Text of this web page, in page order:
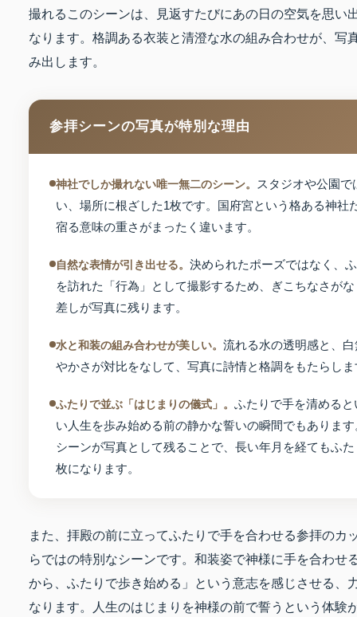
撮れるこのシーンは、見返すたびにあの日の空気を思い
なります。格調ある衣装と清澄な水の組み合わせが、写
み出します。
参拝シーンの写真が特別な理由
神社でしか撮れない唯一無二のシーン。
スタジオや公園
い、場所に根ざした1枚です。国府宮という格ある神社
宿る意味の重さがまったく違います。
自然な表情が引き出せる。 決められたポーズではなく、
を訪れた「行為」として撮影するため、ぎこちなさが
差しが写真に残ります。
水と和装の組み合わせが美しい。 流れる水の透明感と、
やかさが対比をなして、写真に詩情と格調をもたらし
ふたりで並ぶ「はじまりの儀式」。 ふたりで手を清める
い人生を歩み始める前の静かな誓いの瞬間でもありま
シーンが写真として残ることで、長い年月を経てもふ
枚になります。
また、拝殿の前に立ってふたりで手を合わせる参拝のカ
らではの特別なシーンです。和装姿で神様に手を合わせ
から、ふたりで歩き始める」という意志を感じさせる、
なります。人生のはじまりを神様の前で誓うという体験